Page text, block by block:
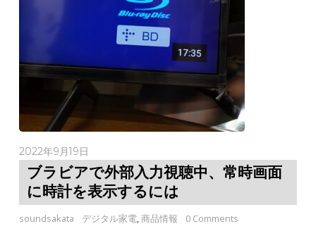
2022年9月19日
ブラビアで外部入力視聴中、常時画面
に時計を表示するには
soundsakata デジタル家電,商品情報 0 Comments